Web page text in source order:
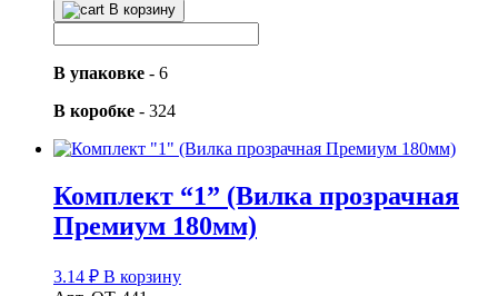
В корзину
В упаковке - 6
В коробке - 324
Комплект “1” (Вилка прозрачная
Премиум 180мм)
3.14 ₽ В корзину